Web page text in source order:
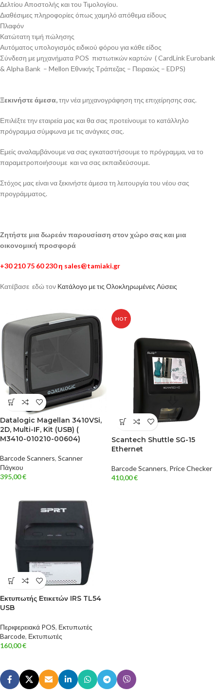
Δελτίου Αποστολής και του Τιμολογίου.
Διαθέσιμες πληροφορίες όπως χαμηλό απόθεμα είδους
Πλαφόν
Κατώτατη τιμή πώλησης
Αυτόματος υπολογισμός ειδικού φόρου για κάθε είδος
Σύνδεση με μηχανήματα POS πιστωτικών καρτών ( CardLink Eurobank
& Alpha Bank – Mellon Εθνικής Τράπεζας – Πειραιώς – EDPS)
Ξεκινήστε άμεσα,την νέα μηχανογράφηση της επιχείρησης σας.
Επιλέξτε την εταιρεία μας και θα σας προτείνουμε το κατάλληλο
πρόγραμμα σύμφωνα με τις ανάγκες σας.
Εμείς αναλαμβάνουμε να σας εγκαταστήσουμε το πρόγραμμα, να το
παραμετροποιήσουμε και να σας εκπαιδεύσουμε.
Στόχος μας είναι να ξεκινήστε άμεσα τη λειτουργία του νέου σας
προγράμματος.
Ζητήστε μια δωρεάν παρουσίαση στον χώρο σας και μια
οικονομική προσφορά
+30 210 75 60 230 η sales@tamiaki.gr
Κατέβασε εδώ τον Κατάλογο με τις Ολοκληρωμένες Λύσεις
Datalogic Magellan 3410VSi,
2D, Multi-IF, Kit (USB) (
M3410-010210-00604)
Barcode Scanners, Scanner
Πάγκου
395,00€
HOT
Scantech Shuttle SG-15
Ethernet
Barcode Scanners, Price Checker
410,00€
Εκτυπωτής Ετικετών IRS TL54
USB
Περιφερειακά POS, Εκτυπωτές
Barcode, Εκτυπωτές
160,00€